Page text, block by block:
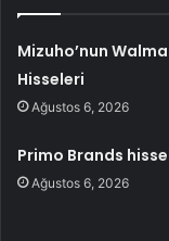
Mizuho’nun
Hisseleri
Ağustos 6, 2026
Primo Brands
Ağustos 6, 2026